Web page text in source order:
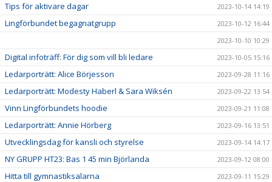
Tips för aktivare dagar 2023-10-14 14:19
Lingförbundet begagnatgrupp
2023-10-12 16:44
2023-10-10 10:29
Digital infoträff: För dig som vill bli ledare 2023-10-05 15:16
Ledarporträtt: Alice Börjesson 2023-09-28 11:16
Ledarporträtt: Modesty Haberl & Sara Wiksén 2023-09-22 13:54
Vinn Lingförbundets hoodie 2023-09-21 11:08
Ledarporträtt: Annie Hörberg 2023-09-16 13:51
Utvecklingsdag för kansli och styrelse 2023-09-14 14:17
NY GRUPP HT23: Bas 1 45 min Björlanda 2023-09-12 08:00
Hitta till gymnastiksalarna 2023-09-11 15:29